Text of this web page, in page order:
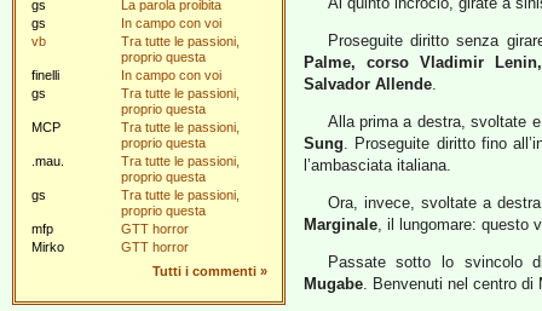
gs
La parola proibita
gs
In campo con voi
vb
Tra tutte le passioni,
proprio questa
finelli
In campo con voi
gs
Tra tutte le passioni,
proprio questa
MCP
Tra tutte le passioni,
proprio questa
.mau.
Tra tutte le passioni,
proprio questa
gs
Tra tutte le passioni,
proprio questa
mfp
GTT horror
Mirko
GTT horror
Tutti i commenti »
Proseguite diritto senza
Palme, corso Vladimir
Salvador Allende.
Alla prima a destra, svoltate
Sung. Proseguite diritto fino
l’ambasciata italiana.
Ora, invece, svoltate a
Marginale, il lungomare: questo
Passate sotto lo svincolo
Mugabe. Benvenuti nel centro di